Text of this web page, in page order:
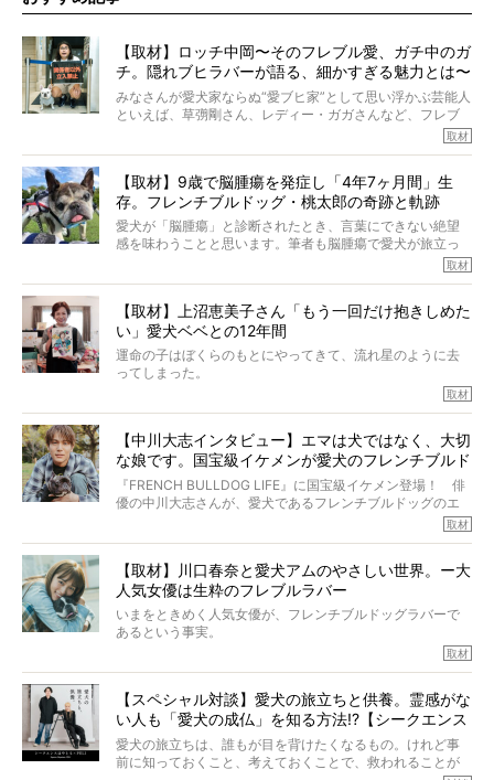
【取材】ロッチ中岡〜そのフレブル愛、ガチ中のガ
チ。隠れブヒラバーが語る、細かすぎる魅力とは〜
【前編】
みなさんが愛犬家ならぬ“愛ブヒ家”として思い浮かぶ芸能人
といえば、草彅剛さん、レディー・ガガさんなど、フレブ
ルを飼っている方が多いと思います。が、ロッチ中岡さん
んのインスタグラムを覗くと、たくさんのフレブルアカウ
ントがフォローされていて、わが『FRENCH BULLDOG
LIFE』モデルのnicoやトーラスも、その中の一頭。
そんな中岡さんに、フレブルの魅力を語っていただきまし
た。そのブヒ愛っぷりは、思ってた以上！ ガチ中のガチ
取材
【取材】9歳で脳腫瘍を発症し「4年7ヶ月間」生
存。フレンチブルドッグ・桃太郎の奇跡と軌跡
愛犬が「脳腫瘍」と診断されたとき、言葉にできない絶望
感を味わうことと思います。筆者も脳腫瘍で愛犬が旅立っ
たひとり。だからこそ、どれほど厄介で困難な病気かを理
ところが、フレンチブルドッグの桃太郎は9歳で脳腫瘍を発
症し、なんと4年7ヶ月間も生き抜いたのです。旅立ったと
きの年齢は13歳と11ヶ月、レジェンド級のレジェンドでし
た。さらには、治療後3年間は一度も発作が起きなかったと
いいます。
この事実はフレンチブルドッグだけでなく、脳腫瘍と闘う
太郎のオーナーである佐藤さんご夫婦に、治療の選択やケ
アについて詳しくお話しをうかがいました。
取材
【取材】上沼恵美子さん「もう一回だけ抱きしめた
い」愛犬ベベとの12年間
運命の子はぼくらのもとにやってきて、流れ星のように去
ってしまった。
り添いたいと思う。
その悲しみをいますぐ解消することはできないが、話をき
いて、泣いたり笑ったりするのもいいだろう。
こんな子だった、こんなにいい子だった、ほんとうに愛し
ていたと。
ぼくらは上沼恵美子さんのご自宅へ伺って、お話をきこう
と思った。
取材
【中川大志インタビュー】エマは犬ではなく、大切
な娘です。国宝級イケメンが愛犬のフレンチブルド
ッグと一緒に登場
『FRENCH BULLDOG LIFE』に国宝級イケメン登場！ 俳
優の中川大志さんが、愛犬であるフレンチブルドッグのエ
マちゃん（2歳の女の子）にメロメロとの情報を聞きつけ、
カエピソードが次から次へと飛び出しました。
取材
【取材】川口春奈と愛犬アムのやさしい世界。ー大
人気女優は生粋のフレブルラバー
いまをときめく人気女優が、フレンチブルドッグラバーで
あるという事実。
とりを目の当たりにするほどに、そのフレンチブルドッグ
愛がわたしたちのそれとまったく同じであることに、なん
だかうれしくなってしまったのでした。
春奈さんとアムちゃんのすてきな暮らしを、BUHI編集長の
小西がいつくしみながら、切り取らせていただきます。
取材
【スペシャル対談】愛犬の旅立ちと供養。霊感がな
い人も「愛犬の成仏」を知る方法!?【シークエンス
はやとも×PELI】
愛犬の旅立ちは、誰もが目を背けたくなるもの。けれど事
前に知っておくこと、考えておくことで、救われることが